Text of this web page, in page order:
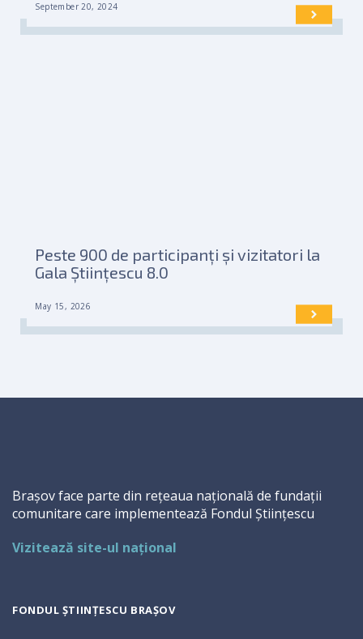
September 20, 2024
Peste 900 de participanți și vizitatori la
Gala Științescu 8.0
May 15, 2026
Brașov face parte din rețeaua națională de fundații
comunitare care implementează Fondul Științescu
Vizitează site-ul național
FONDUL ȘTIINȚESCU BRAȘOV